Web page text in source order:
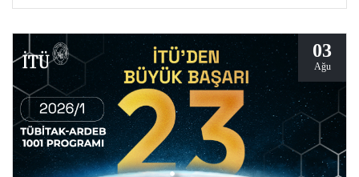
03
Ağu